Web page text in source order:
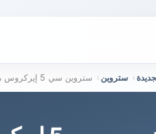
› ستروين › ستروين سي 5 إيركروس مقابل المنافسين المغرب : أي سيارة تختار؟